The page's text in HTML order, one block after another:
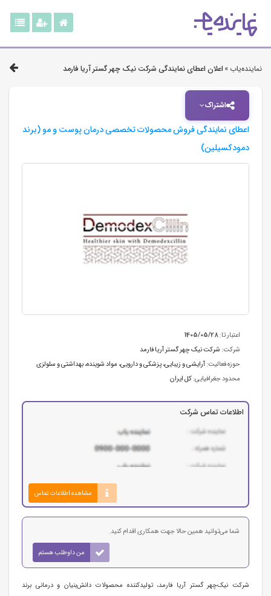
نماینده‌یاب » اعلان اعطای نمایندگی شرکت نیک چهر گستر آریا فارمد
اشتراک
اعطای نمایندگی فروش محصولات تخصصی درمان پوست و مو (برند
دمودکسیلین)
اعتبار تا:1405/05/28
شرکت: شرکت نیک چهر گستر آریا فارمد
حوزه فعالیت:آرایشی و زیبایی،پزشکی و دارویی، مواد شوینده، بهداشتی و سلولزی
محدود جغرافیایی:کل ایران
اطلاعات تماس شرکت
مشاهده اطلاعات تماس
شما می‌توانید همین حالا جهت همکاری اقدام کنید.
من داوطلب هستم
شرکت نیک‌چهر گستر آریا فارمد، تولیدکننده محصولات دانش‌بنیان و درمانی برند